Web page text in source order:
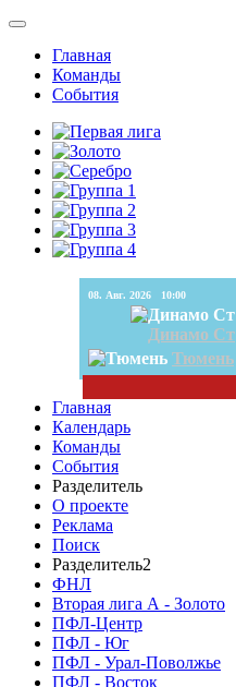
Главная
Команды
События
08. Авг. 2026 10:00
Динамо Ст
Тюмень
Главная
Календарь
Команды
События
Разделитель
О проекте
Реклама
Поиск
Разделитель2
ФНЛ
Вторая лига А - Золото
ПФЛ-Центр
ПФЛ - Юг
ПФЛ - Урал-Поволжье
ПФЛ - Восток